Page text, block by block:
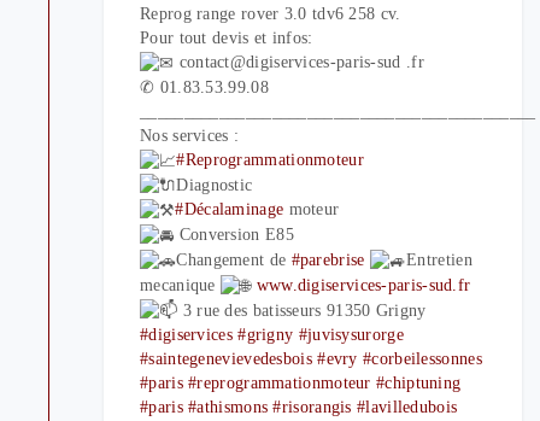
Reprog range rover 3.0 tdv6 258 cv.
Pour tout devis et infos:
contact@digiservices-paris-sud .fr
✆ 01.83.53.99.08
Nos services :
#Reprogrammationmoteur
Diagnostic
#Décalaminage moteur
Conversion E85
Changement de #parebrise
Entretien
mecanique
www.digiservices-paris-sud.fr
3 rue des batisseurs 91350 Grigny
#digiservices #grigny #juvisysurorge
#saintegenevievedesbois #evry #corbeilessonnes
#paris #reprogrammationmoteur #chiptuning
#paris #athismons #risorangis #lavilledubois